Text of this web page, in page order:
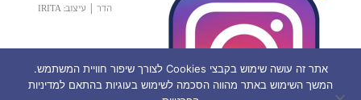
הדר
עיצוב: IRITA
אתר זה עושה שימוש בקבצי Cookies לצורך שיפור חוויית המשתמש.
המשך השימוש באתר מהווה הסכמה לשימוש בעוגיות בהתאם למדיניות